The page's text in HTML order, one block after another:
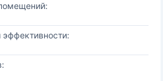
эффективности: